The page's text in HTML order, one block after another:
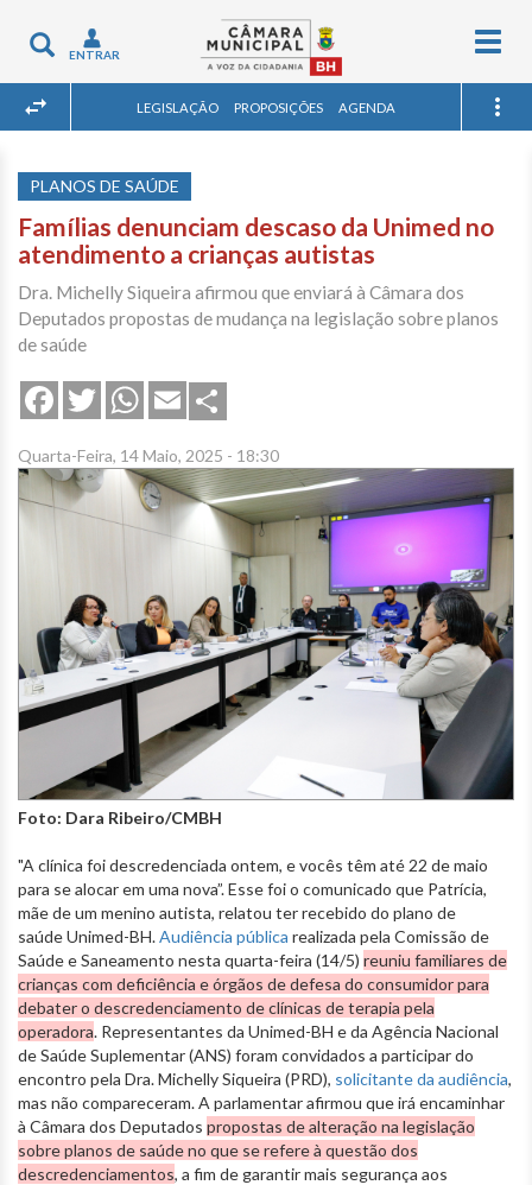
Toggle
navigation
ENTRAR
LEGISLAÇÃO PROPOSIÇÕES AGENDA
PLANOS DE SAÚDE
Famílias denunciam descaso da Unimed no
atendimento a crianças autistas
Dra. Michelly Siqueira afirmou que enviará à Câmara dos
Deputados propostas de mudança na legislação sobre planos
de saúde
FacebookTwitterWhatsApp
Email
Quarta-Feira, 14 Maio, 2025 - 18:30
Foto: Dara Ribeiro/CMBH
"A clínica foi descredenciada ontem, e vocês têm até 22 de maio
para se alocar em uma nova”. Esse foi o comunicado que Patrícia,
mãe de um menino autista, relatou ter recebido do plano de
saúde Unimed-BH.Audiência pública realizada pela Comissão de
Saúde e Saneamento nesta quarta-feira (14/5) reuniu familiares de
crianças com deficiência e órgãos de defesa do consumidor para
debater o descredenciamento de clínicas de terapia pela
operadora. Representantes da Unimed-BH e da Agência Nacional
de Saúde Suplementar (ANS) foram convidados a participar do
encontro pela Dra. Michelly Siqueira (PRD), solicitante da audiência,
mas não compareceram. A parlamentar afirmou que irá encaminhar
à Câmara dos Deputados propostas de alteração na legislação
sobre planos de saúde no que se refere à questão dos
descredenciamentos, a fim de garantir mais segurança aos